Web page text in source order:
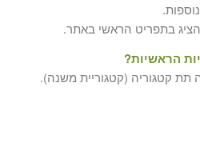
בתפריט הראשי באתר.
הראשיות?
תת קטגוריה (קטגוריית משנה).